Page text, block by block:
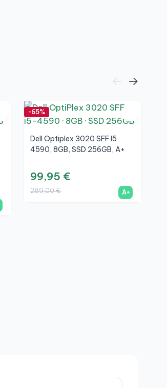
-65%
Dell Optiplex 3020 SFF I5
4590, 8GB, SSD 256GB, A+
99,95 €
289,00 € A+